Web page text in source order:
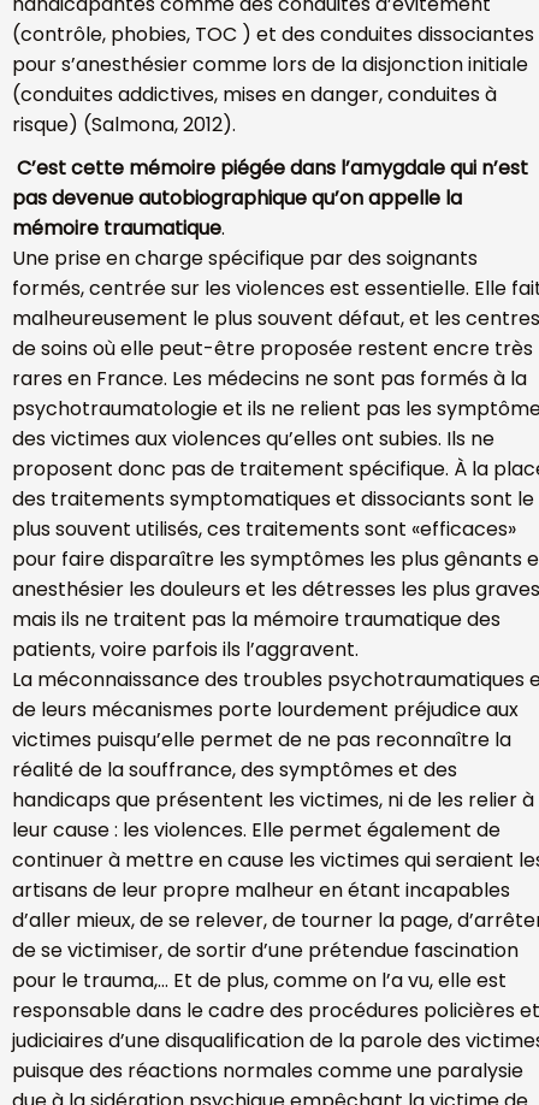
(contrôle, phobies, TOC ) et des conduites dissociantes
pour s’anesthésier comme lors de la disjonction initiale
(conduites addictives, mises en danger, conduites à
risque) (Salmona, 2012).
C’est cette mémoire piégée dans l’amygdale qui n’est
pas devenue autobiographique qu’on appelle la
mémoire traumatique.
Une prise en charge spécifique par des soignants
formés, centrée sur les violences est essentielle. Elle
malheureusement le plus souvent défaut, et les centres
de soins où elle peut-être proposée restent encre très
rares en France. Les médecins ne sont pas formés à la
psychotraumatologie et ils ne relient pas les
des victimes aux violences qu’elles ont subies. Ils ne
proposent donc pas de traitement spécifique. À la
des traitements symptomatiques et dissociants sont le
plus souvent utilisés, ces traitements sont «efficaces»
pour faire disparaître les symptômes les plus gênants
anesthésier les douleurs et les détresses les plus
mais ils ne traitent pas la mémoire traumatique des
patients, voire parfois ils l’aggravent.
La méconnaissance des troubles psychotraumatiques
de leurs mécanismes porte lourdement préjudice aux
victimes puisqu’elle permet de ne pas reconnaître la
réalité de la souffrance, des symptômes et des
handicaps que présentent les victimes, ni de les relier à
leur cause : les violences. Elle permet également de
continuer à mettre en cause les victimes qui seraient
artisans de leur propre malheur en étant incapables
d’aller mieux, de se relever, de tourner la page,
de se victimiser, de sortir d’une prétendue fascination
pour le trauma,… Et de plus, comme on l’a vu, elle est
responsable dans le cadre des procédures policières et
judiciaires d’une disqualification de la parole des
puisque des réactions normales comme une paralysie